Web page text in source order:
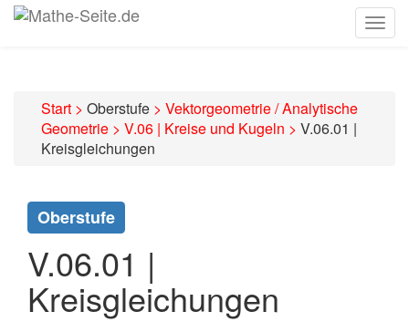
Start > Oberstufe > Vektorgeometrie / Analytische
Geometrie > V.06 | Kreise und Kugeln > V.06.01 |
Kreisgleichungen
Oberstufe
V.06.01 |
Kreisgleichungen